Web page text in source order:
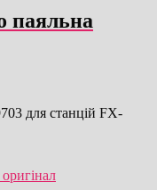
паяльна
для станцій FX-